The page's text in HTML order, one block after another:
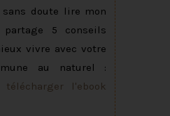
doute lire mon
5 conseils
vivre avec votre
au naturel :
l'ebook